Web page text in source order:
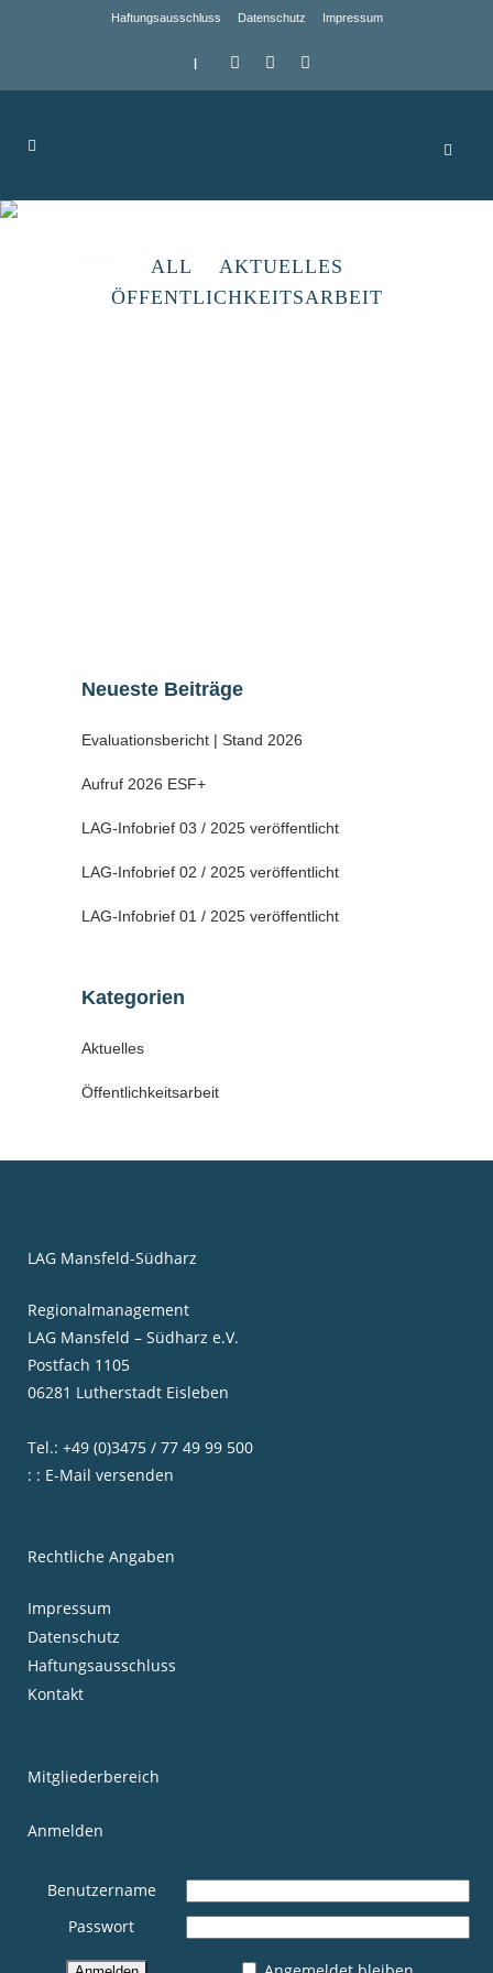
Haftungsausschluss Datenschutz Impressum
|
ALL
AKTUELLES
ÖFFENTLICHKEITSARBEIT
Neueste Beiträge
Evaluationsbericht | Stand 2026
Aufruf 2026 ESF+
LAG-Infobrief 03 / 2025 veröffentlicht
LAG-Infobrief 02 / 2025 veröffentlicht
LAG-Infobrief 01 / 2025 veröffentlicht
Kategorien
Aktuelles
Öffentlichkeitsarbeit
LAG Mansfeld-Südharz
Regionalmanagement
LAG Mansfeld – Südharz e.V.
Postfach 1105
06281 Lutherstadt Eisleben
Tel.: +49 (0)3475 / 77 49 99 500
: : E-Mail versenden
Rechtliche Angaben
Impressum
Datenschutz
Haftungsausschluss
Kontakt
Mitgliederbereich
Anmelden
Benutzername
Passwort